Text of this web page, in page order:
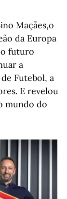
Maçães,o
da Europa
futuro
a
Futebol, a
E revelou
mundo do